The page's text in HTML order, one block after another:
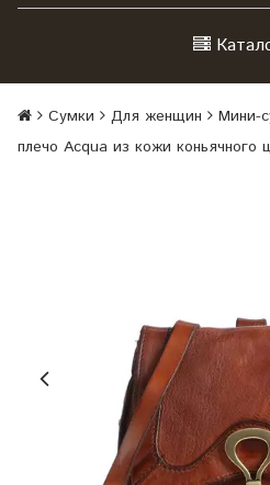
Сумки Для женщин
Мини-
плечо Acqua из кожи коньячного